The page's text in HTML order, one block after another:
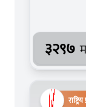
३२९७